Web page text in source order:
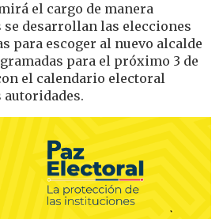
el cargo de manera
desarrollan las elecciones
para escoger al nuevo alcalde
para el próximo 3 de
el calendario electoral
autoridades.